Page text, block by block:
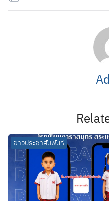
ข่าวประชาสัมพันธ์